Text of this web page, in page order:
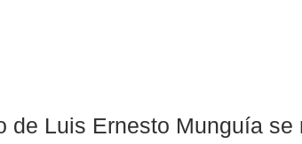
de Luis Ernesto Munguía se